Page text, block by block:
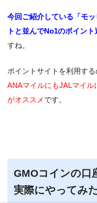
今回ご紹介している「モ
トと並んでNo1のポイント
すね。
ポイントサイトを利用す
ANAマイルにもJALマイル
がオススメ です。
GMOコインの口
実際にやってみ